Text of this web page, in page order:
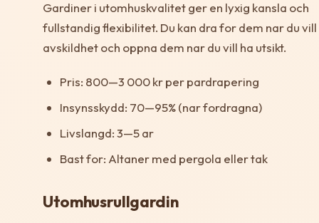
Gardiner i utomhuskvalitet ger en lyxig kansla och
fullstandig flexibilitet. Du kan dra for dem nar du vill
avskildhet och oppna dem nar du vill ha utsikt.
Pris: 800—3 000 kr per pardrapering
Insynsskydd: 70—95% (nar fordragna)
Livslangd: 3—5 ar
Bast for: Altaner med pergola eller tak
Utomhusrullgardin